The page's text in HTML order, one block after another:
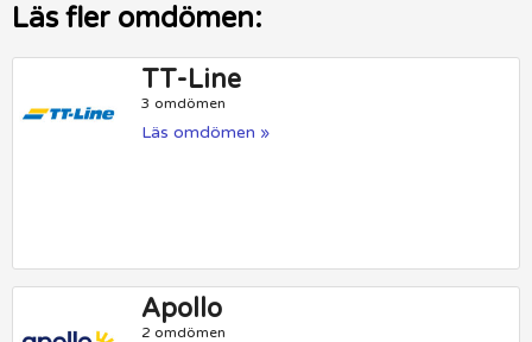
Läs fler omdömen:
TT-Line
3 omdömen
Läs omdömen »
Apollo
2 omdömen